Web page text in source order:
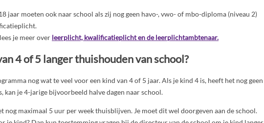
jaar moeten ook naar school als zij nog geen havo-, vwo- of mbo-diploma (niveau 2)
je meer over leerplicht, kwalificatieplicht en de leerplichtambtenaar.
4 of 5 langer thuishouden van school?
nog wat te veel voor een kind van 4 of 5 jaar. Als je kind 4 is, heeft het nog geen
kan je 4-jarige bijvoorbeeld halve dagen naar school.
nog maximaal 5 uur per week thuisblijven. Je moet dit wel doorgeven aan de school.